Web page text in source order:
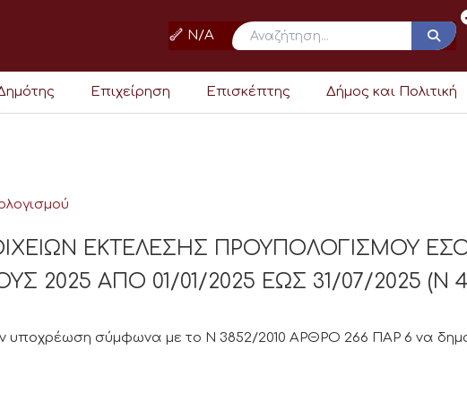
N/A
Επιχείρηση Επισκέπτης Δήμος και Πολιτική
ΕΚΤΕΛΕΣΗΣ ΠΡΟΥΠΟΛΟΓΙΣΜΟΥ
2025 ΑΠΟ 01/01/2025 ΕΩΣ 31/07/2025 (Ν
υποχρέωση σύμφωνα με το Ν 3852/2010 ΑΡΘΡΟ 266 ΠΑΡ 6 να